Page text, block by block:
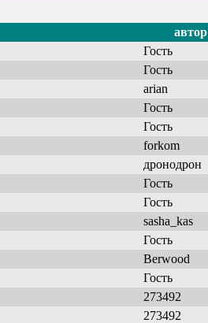
автор
Гость
Гость
arian
Гость
Гость
forkom
дронодрон
Гость
Гость
sasha_kas
Гость
Berwood
Гость
273492
273492